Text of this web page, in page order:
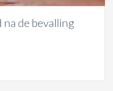
de bevalling